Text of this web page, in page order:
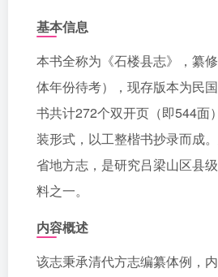
基本信息
本书全称为《石楼县志》，纂
体年份待考），现存版本为民
书共计272个双开页（即544面
装形式，以工整楷书抄录而成
省地方志，是研究吕梁山区县
料之一。
内容概述
该志秉承清代方志编纂体例，